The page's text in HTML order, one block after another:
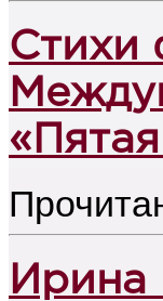
Стихи
Ирина